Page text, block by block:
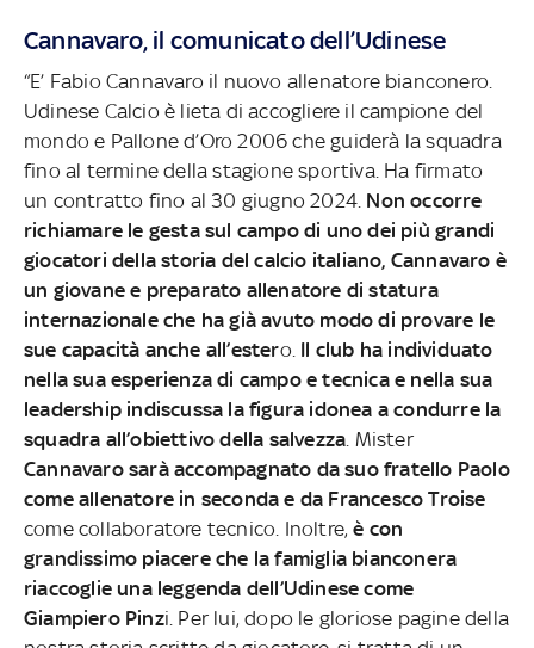
Cannavaro, il comunicato dell’Udinese
“E’ Fabio Cannavaro il nuovo allenatore bianconero.
Udinese Calcio è lieta di accogliere il campione del
mondo e Pallone d’Oro 2006 che guiderà la squadra
fino al termine della stagione sportiva. Ha firmato
un contratto fino al 30 giugno 2024. Non occorre
richiamare le gesta sul campo di uno dei più grandi
giocatori della storia del calcio italiano, Cannavaro è
un giovane e preparato allenatore di statura
internazionale che ha già avuto modo di provare le
sue capacità anche all’estero. Il club ha individuato
nella sua esperienza di campo e tecnica e nella sua
leadership indiscussa la figura idonea a condurre la
squadra all’obiettivo della salvezza . Mister
Cannavaro sarà accompagnato da suo fratello Paolo
come allenatore in seconda e da Francesco Troise
come collaboratore tecnico. Inoltre, è con
grandissimo piacere che la famiglia bianconera
riaccoglie una leggenda dell’Udinese come
Giampiero Pinzi. Per lui, dopo le gloriose pagine della